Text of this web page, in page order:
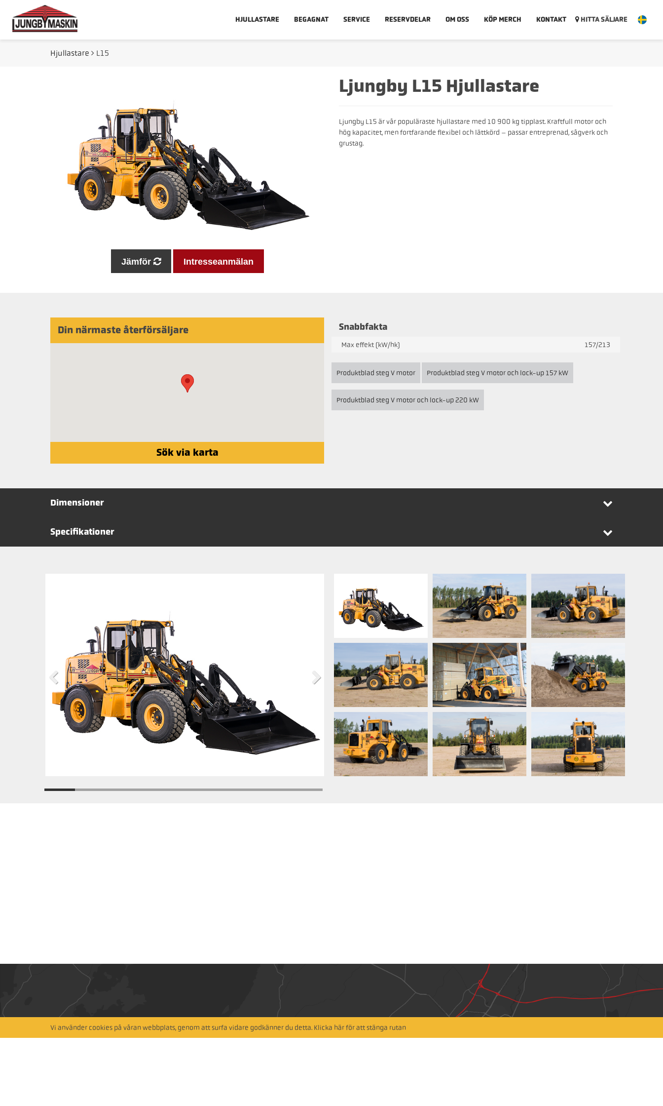
HJULLASTARE BEGAGNAT SERVICE RESERVDELAR OM OSS KÖP MERCH KONTAKT HITTA SÄLJARE
Hjullastare L15
Jämför Intresseanmälan
Ljungby L15 Hjullastare
Ljungby L15 är vår populäraste hjullastare med 10 900 kg tipplast. Kraftfull motor och
hög kapacitet, men fortfarande flexibel och lättkörd – passar entreprenad, sågverk och
grustag.
Din närmaste återförsäljare
Sök via karta
Snabbfakta
Max effekt (kW/hk) 157/213
Produktblad steg V motor Produktblad steg V motor och lock-up 157 kW
Produktblad steg V motor och lock-up 220 kW
Dimensioner
Specifikationer
Hitta närmaste återförsäljare
Vi använder cookies på våran webbplats, genom att surfa vidare godkänner du detta. Klicka här för att stänga rutan